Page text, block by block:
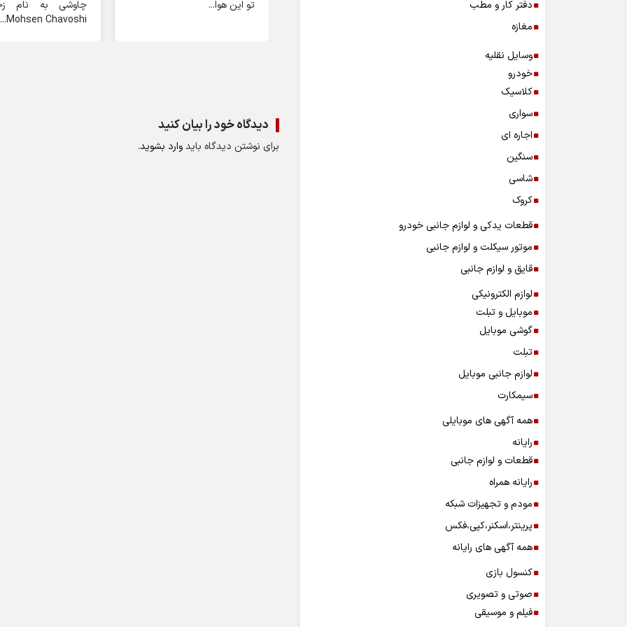
دفتر کار و مطب
مغازه
وسایل نقلیه
خودرو
کلاسیک
سواری
اجاره ای
سنگین
شاسی
کروک
قطعات یدکی و لوازم جانبی خودرو
موتور سیکلت و لوازم جانبی
قایق و لوازم جانبی
لوازم الکترونیکی
موبایل و تبلت
گوشی موبایل
تبلت
لوازم جانبی موبایل
سیمکارت
همه آگهی های موبایلی
رایانه
قطعات و لوازم جانبی
رایانه همراه
مودم و تجهیزات شبکه
پرینتر،اسکنر،کپی،فکس
همه آگهی های رایانه
کنسول بازی
صوتی و تصویری
فیلم و موسیقی
تو این هوا...
چاوشی به نام
Mohsen Chavoshi...
دیدگاه خود را بیان کنید
برای نوشتن دیدگاه بایدوارد بشوید.